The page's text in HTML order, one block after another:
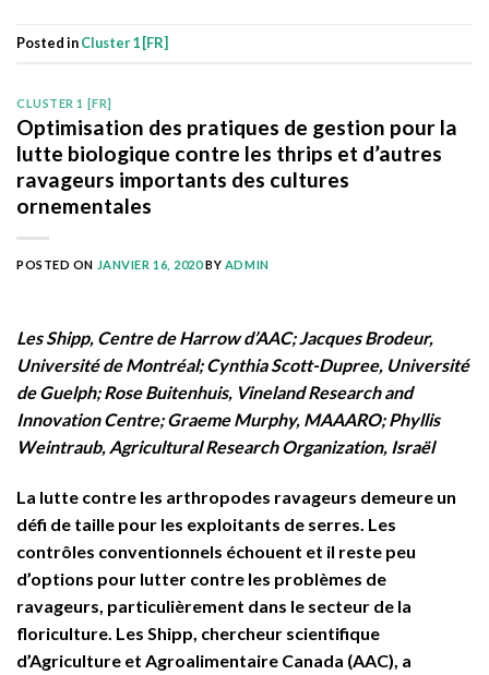
Posted inCluster 1 [FR]
CLUSTER 1 [FR]
Optimisation des pratiques de gestion pour la
lutte biologique contre les thrips et d’autres
ravageurs importants des cultures
ornementales
POSTED ON JANVIER 16, 2020BY ADMIN
Les Shipp, Centre de Harrow d’AAC; Jacques Brodeur,
Université de Montréal; Cynthia Scott-Dupree, Université
de Guelph; Rose Buitenhuis, Vineland Research and
Innovation Centre; Graeme Murphy, MAAARO; Phyllis
Weintraub, Agricultural Research Organization, Israël
La lutte contre les arthropodes ravageurs demeure un
défi de taille pour les exploitants de serres. Les
contrôles conventionnels échouent et il reste peu
d’options pour lutter contre les problèmes de
ravageurs, particulièrement dans le secteur de la
floriculture. Les Shipp, chercheur scientifique
d’Agriculture et Agroalimentaire Canada (AAC), a